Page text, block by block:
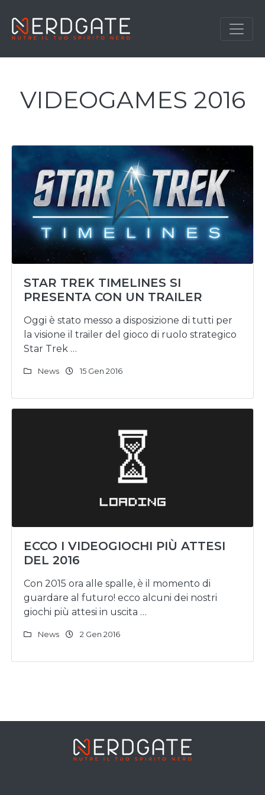
VIDEOGAMES 2016
STAR TREK TIMELINES SI
PRESENTA CON UN TRAILER
Oggi è stato messo a disposizione di tutti per
la visione il trailer del gioco di ruolo strategico
Star Trek …
News 15 Gen 2016
ECCO I VIDEOGIOCHI PIÙ ATTESI
DEL 2016
Con 2015 ora alle spalle, è il momento di
guardare al futuro! ecco alcuni dei nostri
giochi più attesi in uscita …
News 2 Gen 2016